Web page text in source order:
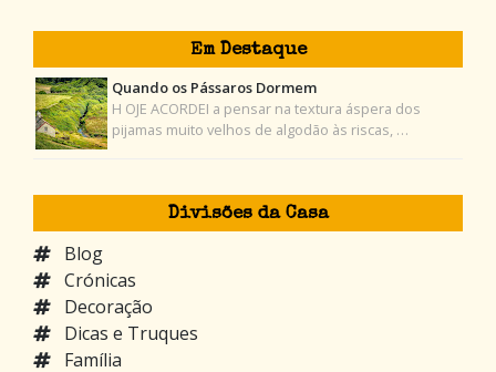
Em Destaque
Quando os Pássaros Dormem
H OJE ACORDEI a pensar na textura áspera dos
pijamas muito velhos de algodão às riscas, …
Divisões da Casa
Blog
Crónicas
Decoração
Dicas e Truques
Família